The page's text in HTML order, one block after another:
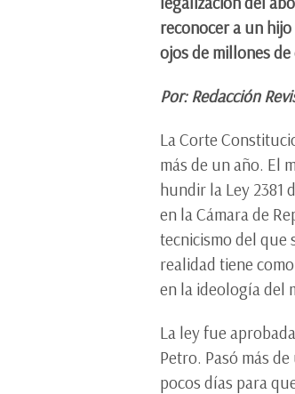
reconocer a un
ojos de millones
Por: Redacción
La Corte
más de un año. El
hundir la Ley 2381
en la Cámara de
tecnicismo del que
realidad tiene
en la ideología del
La ley fue
Petro. Pasó más
pocos días para